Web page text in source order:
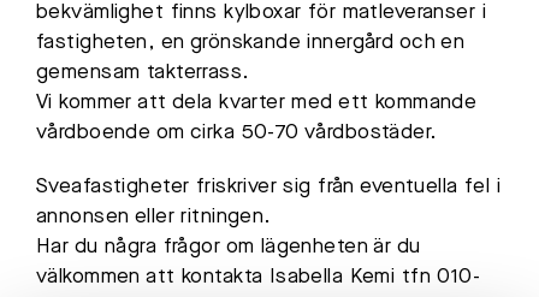
bekvämlighet finns kylboxar för matleveranser i
fastigheten, en grönskande innergård och en
gemensam takterrass.
Vi kommer att dela kvarter med ett kommande
vårdboende om cirka 50-70 vårdbostäder.
Sveafastigheter friskriver sig från eventuella fel i
annonsen eller ritningen.
Har du några frågor om lägenheten är du
välkommen att kontakta Isabella Kemi tfn 010-